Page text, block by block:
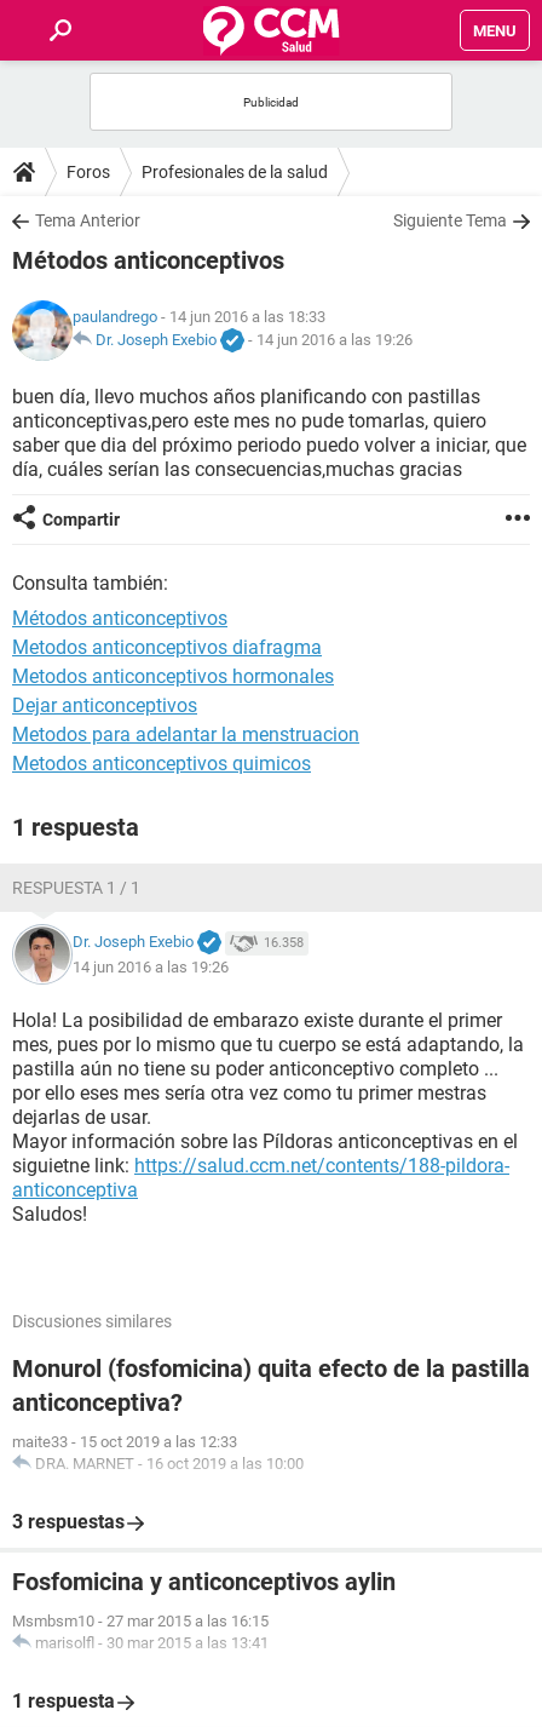
MENU
FOROS
SALUD
NUTRICIÓN
BIENESTAR
SEXUALIDAD
GLOSARIO
Foros Profesionales de la salud
Tema Anterior Siguiente Tema
Métodos anticonceptivos
paulandrego - 14 jun 2016 a las 18:33
Dr. Joseph Exebio
- 14 jun 2016 a las 19:26
buen día, llevo muchos años planificando con pastillas
anticonceptivas,pero este mes no pude tomarlas, quiero
saber que dia del próximo periodo puedo volver a iniciar, que
día, cuáles serían las consecuencias,muchas gracias
Compartir
Consulta también:
Métodos anticonceptivos
Metodos anticonceptivos diafragma
Metodos anticonceptivos hormonales
Dejar anticonceptivos
Metodos para adelantar la menstruacion
Metodos anticonceptivos quimicos
1 respuesta
RESPUESTA 1 / 1
Dr. Joseph Exebio 16.358
14 jun 2016 a las 19:26
Hola! La posibilidad de embarazo existe durante el primer
mes, pues por lo mismo que tu cuerpo se está adaptando, la
pastilla aún no tiene su poder anticonceptivo completo ...
por ello eses mes sería otra vez como tu primer mestras
dejarlas de usar.
Mayor información sobre las Píldoras anticonceptivas en el
siguietne link: https://salud.ccm.net/contents/188-pildora-
anticonceptiva
Saludos!
Discusiones similares
Monurol (fosfomicina) quita efecto de la pastilla
anticonceptiva?
maite33 - 15 oct 2019 a las 12:33
DRA. MARNET - 16 oct 2019 a las 10:00
3 respuestas
Fosfomicina y anticonceptivos aylin
Msmbsm10 - 27 mar 2015 a las 16:15
marisolfl - 30 mar 2015 a las 13:41
1 respuesta